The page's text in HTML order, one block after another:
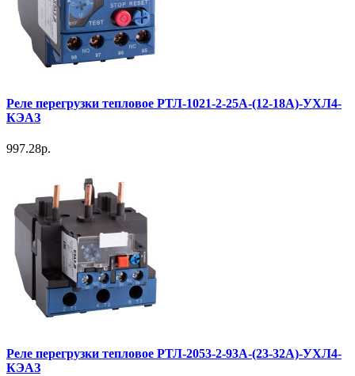
Реле перегрузки тепловое РТЛ-1021-2-25А-(12-18А)-УХЛ4-
КЭАЗ
997.28р.
Реле перегрузки тепловое РТЛ-2053-2-93А-(23-32А)-УХЛ4-
КЭАЗ